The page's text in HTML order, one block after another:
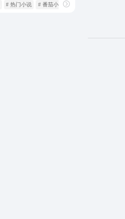
# 热门小说 # 番茄小说网